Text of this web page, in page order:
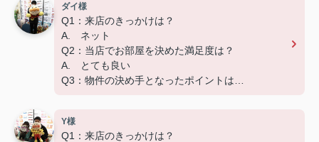
ダイ様
Q1：来店のきっかけは？
A. ネット
Q2：当店でお部屋を決めた満足度は？
A. とても良い
Q3：物件の決め手となったポイントは？
Y様
Q1：来店のきっかけは？